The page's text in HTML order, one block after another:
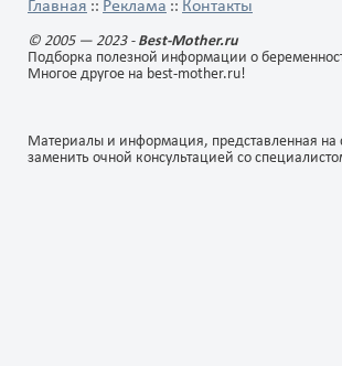
Главная :: Реклама :: Контакты
© 2005 — 2023 - Best-Mother.ru
Подборка полезной информации о
Многое другое на best-mother.ru!
Материалы и информация, представленная на
заменить очной консультацией со